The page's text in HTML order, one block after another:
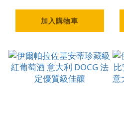
加入購物車